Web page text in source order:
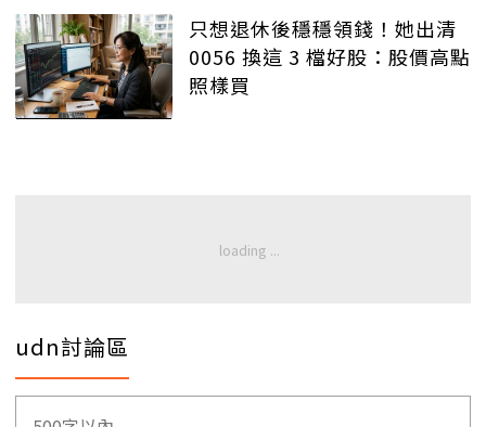
只想退休後穩穩領錢！她出清
0056 換這 3 檔好股：股價高點
照樣買
udn討論區